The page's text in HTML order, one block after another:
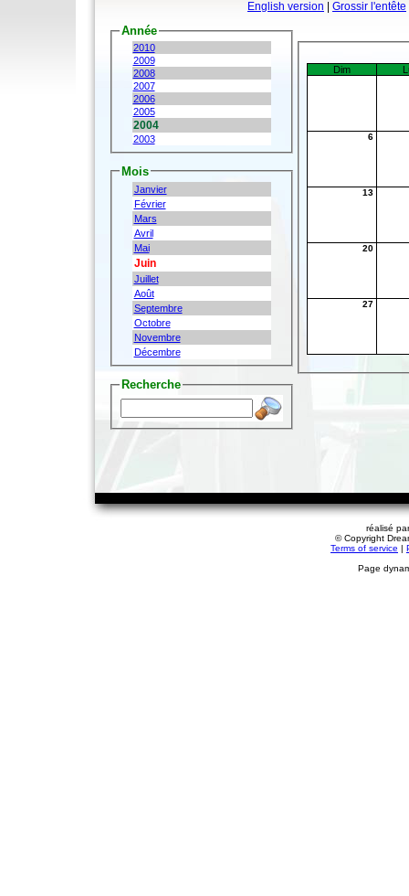
English version Grossir l'entête
Année
2010
2009
2008
2007
2006
2005
2004
2003
Mois
Janvier
Février
Mars
Avril
Mai
Juin
Juillet
Août
Septembre
Octobre
Novembre
Décembre
Recherche
Dim
6
13
20
27
réalisé
© Copyright
Terms of service |
Page